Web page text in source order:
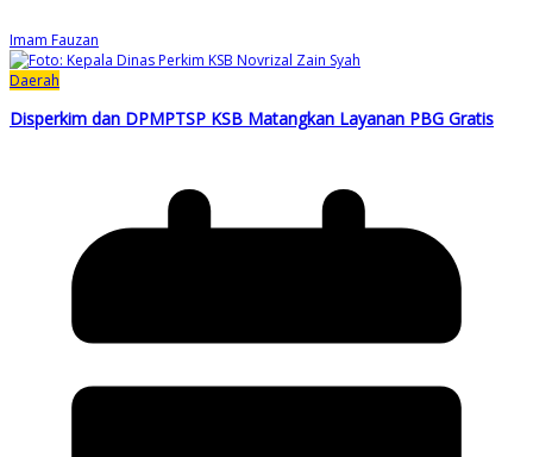
Imam Fauzan
Daerah
Disperkim dan DPMPTSP KSB Matangkan Layanan PBG Gratis